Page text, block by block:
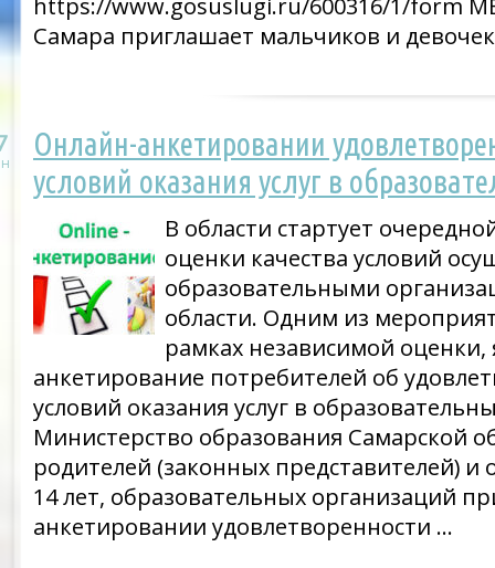
https://www.gosuslugi.ru/600316/1/form
Самара приглашает мальчиков и
Онлайн-анкетировании
условий оказания услуг в
В области стартует
оценки качества условий
образовательными
области. Одним из
рамках независимой оценки,
анкетирование потребителей об
условий оказания услуг в
Министерство образования Самарской
родителей (законных представителей)
14 лет, образовательных организаций
анкетировании удовлетворенности …